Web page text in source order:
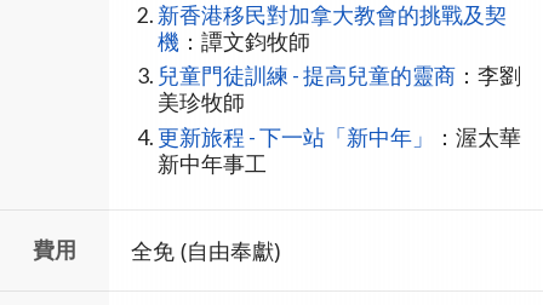
新香港移民對加拿大教會的挑戰及契
機 ：譚文鈞牧師
兒童門徒訓練 - 提高兒童的靈商 ：李劉
美珍牧師
更新旅程 - 下一站「新中年」
：渥太華
新中年事工
費用 全免 (自由奉獻)